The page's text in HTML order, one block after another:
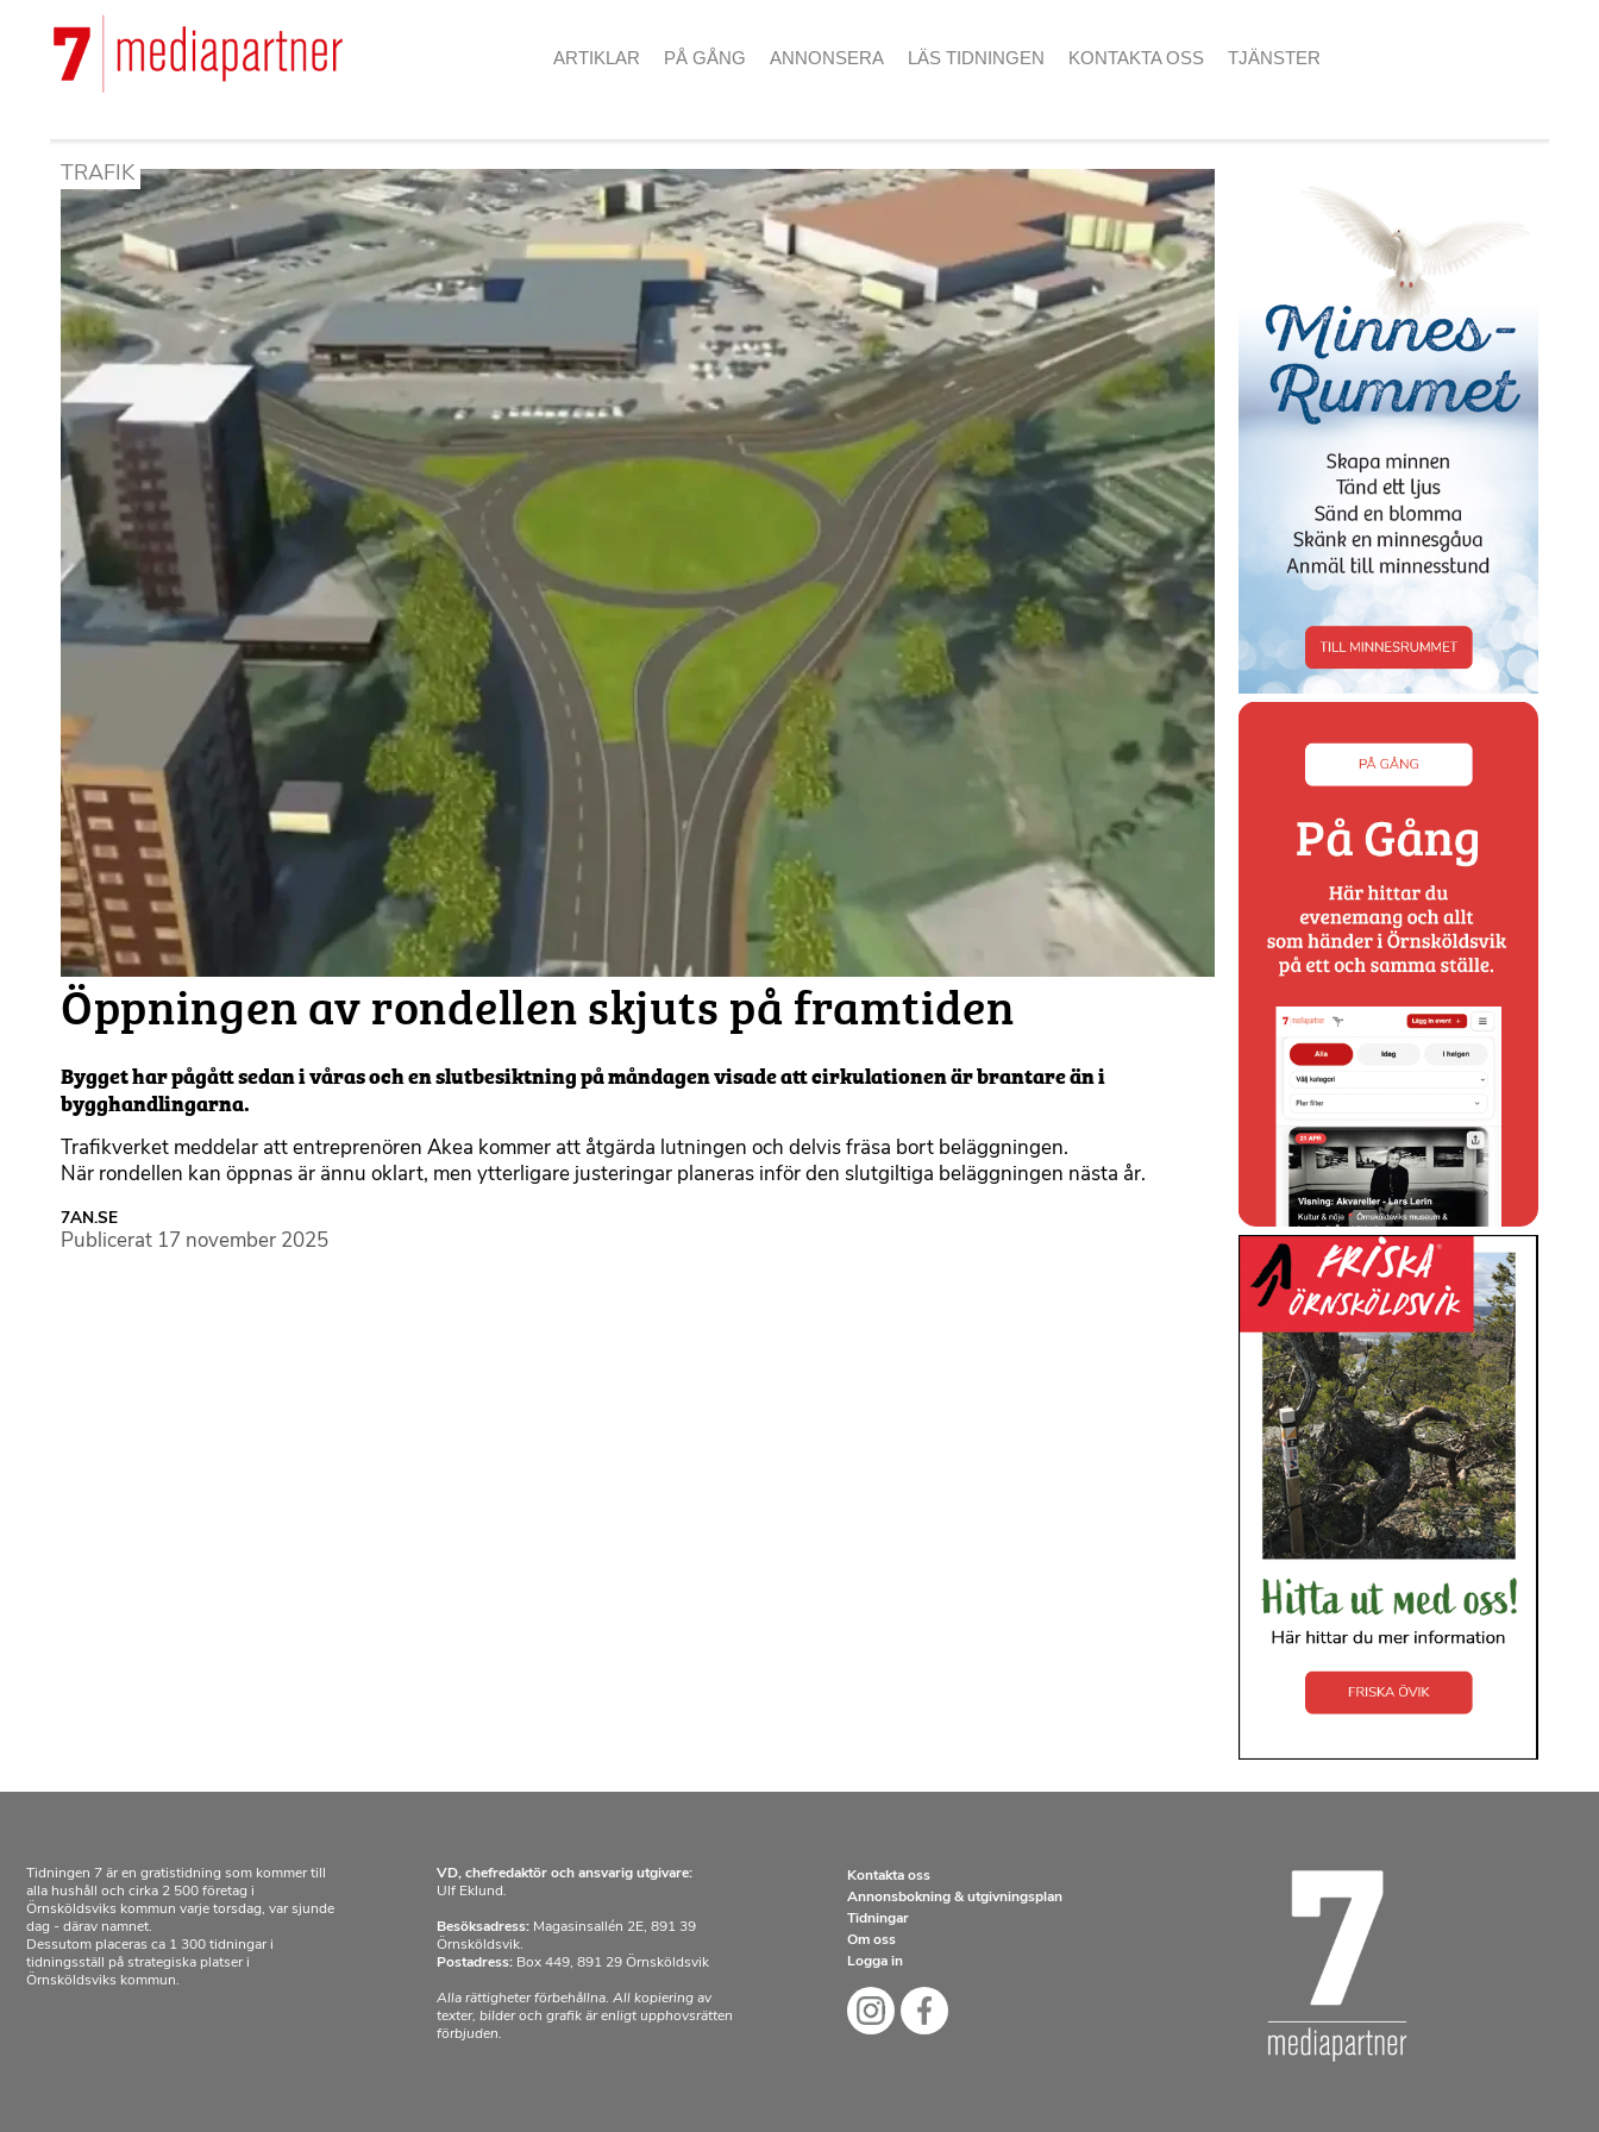
huvudinnehåll
ARTIKLAR PÅ GÅNG ANNONSERA LÄS TIDNINGEN KONTAKTA OSS TJÄNSTER
TRAFIK
Öppningen av rondellen skjuts på framtiden
Bygget har pågått sedan i våras och en slutbesiktning på måndagen visade att cirkulationen är brantare än i
bygghandlingarna.
Trafikverket meddelar att entreprenören Akea kommer att åtgärda lutningen och delvis fräsa bort beläggningen.
När rondellen kan öppnas är ännu oklart, men ytterligare justeringar planeras inför den slutgiltiga beläggningen nästa år.
7AN.SE
Publicerat 17 november 2025
Tidningen 7 är en gratistidning som kommer till
alla hushåll och cirka 2 500 företag i
Örnsköldsviks kommun varje torsdag, var sjunde
dag - därav namnet.
Dessutom placeras ca 1 300 tidningar i
tidningsställ på strategiska platser i
Örnsköldsviks kommun.
VD, chefredaktör och ansvarig utgivare:
Ulf Eklund.
Besöksadress: Magasinsallén 2E, 891 39
Örnsköldsvik.
Postadress: Box 449, 891 29 Örnsköldsvik
Alla rättigheter förbehållna. All kopiering av
texter, bilder och grafik är enligt upphovsrätten
förbjuden.
Kontakta oss
Annonsbokning & utgivningsplan
Tidningar
Om oss
Logga in